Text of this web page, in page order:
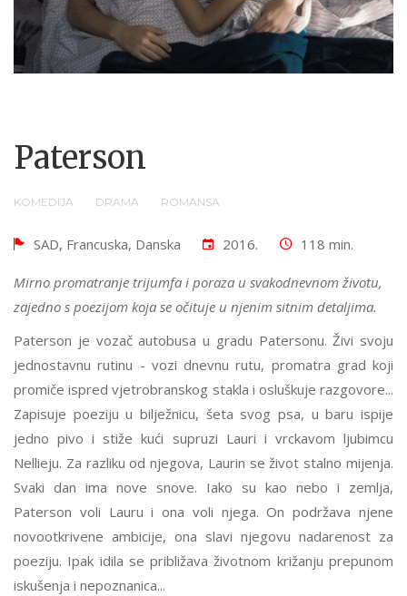
Paterson
KOMEDIJA DRAMA ROMANSA
SAD, Francuska, Danska 2016. 118 min.
Mirno promatranje trijumfa i poraza u svakodnevnom životu,
zajedno s poezijom koja se očituje u njenim sitnim detaljima.
Paterson je vozač autobusa u gradu Patersonu. Živi svoju
jednostavnu rutinu - vozi dnevnu rutu, promatra grad koji
promiče ispred vjetrobranskog stakla i osluškuje razgovore...
Zapisuje poeziju u bilježnicu, šeta svog psa, u baru ispije
jedno pivo i stiže kući supruzi Lauri i vrckavom ljubimcu
Nellieju. Za razliku od njegova, Laurin se život stalno mijenja.
Svaki dan ima nove snove. Iako su kao nebo i zemlja,
Paterson voli Lauru i ona voli njega. On podržava njene
novootkrivene ambicije, ona slavi njegovu nadarenost za
poeziju. Ipak idila se približava životnom križanju prepunom
iskušenja i nepoznanica...